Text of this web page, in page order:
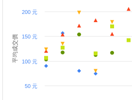
平均成交價
50 元
100 元
150 元
200 元